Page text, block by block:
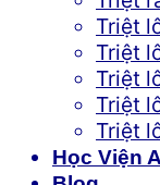
Triệt
Triệt
Triệt
Triệt
Triệt
Học Viện